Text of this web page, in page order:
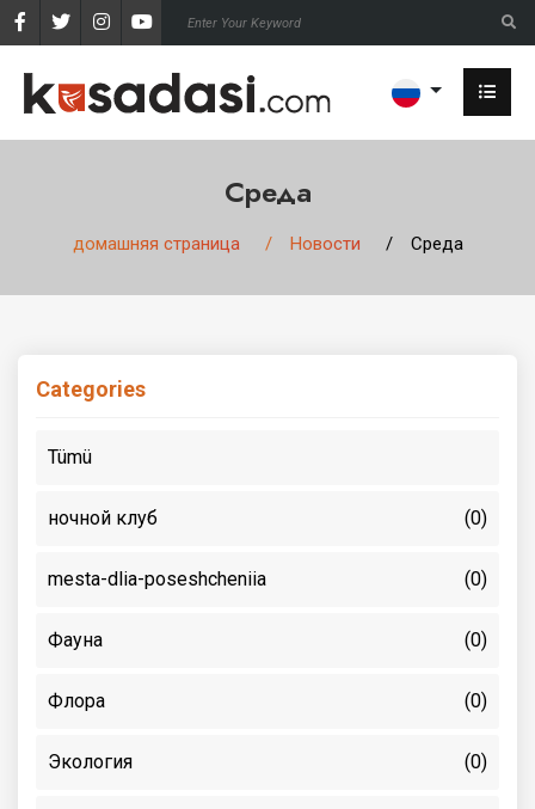
Среда
домашняя страница Новости Среда
Categories
Tümü
ночной клуб (0)
mesta-dlia-poseshcheniia (0)
Фауна (0)
Флора (0)
Экология (0)